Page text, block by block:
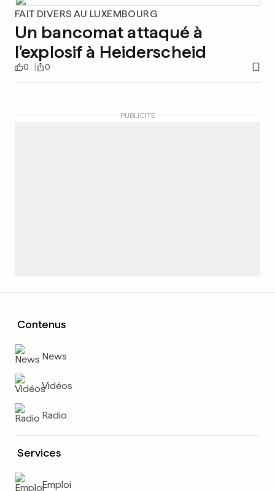
FAIT DIVERS AU LUXEMBOURG
Un bancomat attaqué à
l'explosif à Heiderscheid
0 0
PUBLICITÉ
Contenus
News
Vidéos
Radio
Services
Emploi